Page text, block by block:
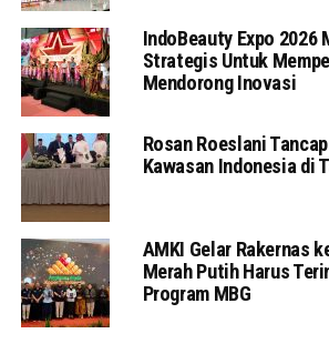
IndoBeauty Expo 2026
Strategis Untuk
Mendorong Inovasi
Rosan Roeslani
Kawasan Indonesia di
AMKI Gelar Rakernas
Merah Putih Harus
Program MBG